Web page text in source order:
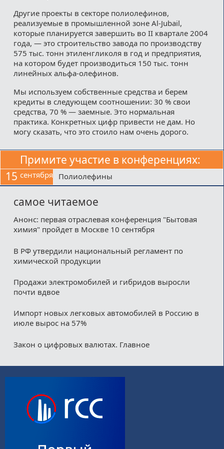
Другие проекты в секторе полиолефинов,
реализуемые в промышленной зоне Al-Jubail,
которые планируется завершить во II квартале 2004
года, — это строительство завода по производству
575 тыс. тонн этиленгликоля в год и предприятия,
на котором будет производиться 150 тыс. тонн
линейных альфа-олефинов.
Мы используем собственные средства и берем
кредиты в следующем соотношении: 30 % свои
средства, 70 % — заемные. Это нормальная
практика. Конкретных цифр привести не дам. Но
могу сказать, что это стоило нам очень дорого.
Примите участие в конференциях:
15 сентября Полиолефины
самое читаемое
Анонс: первая отраслевая конференция "Бытовая
химия" пройдет в Москве 10 сентября
В РФ утвердили национальный регламент по
химической продукции
Продажи электромобилей и гибридов выросли
почти вдвое
Импорт новых легковых автомобилей в Россию в
июле вырос на 57%
Закон о цифровых валютах. Главное